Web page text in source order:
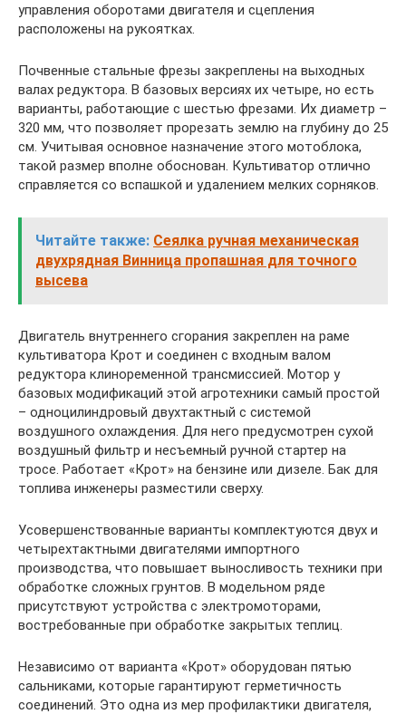
управления оборотами двигателя и сцепления
расположены на рукоятках.
Почвенные стальные фрезы закреплены на выходных
валах редуктора. В базовых версиях их четыре, но есть
варианты, работающие с шестью фрезами. Их диаметр –
320 мм, что позволяет прорезать землю на глубину до 25
см. Учитывая основное назначение этого мотоблока,
такой размер вполне обоснован. Культиватор отлично
справляется со вспашкой и удалением мелких сорняков.
Читайте также: Сеялка ручная механическая
двухрядная Винница пропашная для точного
высева
Двигатель внутреннего сгорания закреплен на раме
культиватора Крот и соединен с входным валом
редуктора клиноременной трансмиссией. Мотор у
базовых модификаций этой агротехники самый простой
– одноцилиндровый двухтактный с системой
воздушного охлаждения. Для него предусмотрен сухой
воздушный фильтр и несъемный ручной стартер на
тросе. Работает «Крот» на бензине или дизеле. Бак для
топлива инженеры разместили сверху.
Усовершенствованные варианты комплектуются двух и
четырехтактными двигателями импортного
производства, что повышает выносливость техники при
обработке сложных грунтов. В модельном ряде
присутствуют устройства с электромоторами,
востребованные при обработке закрытых теплиц.
Независимо от варианта «Крот» оборудован пятью
сальниками, которые гарантируют герметичность
соединений. Это одна из мер профилактики двигателя,